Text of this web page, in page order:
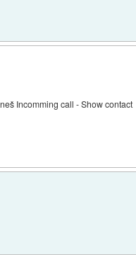
Incomming call - Show contact